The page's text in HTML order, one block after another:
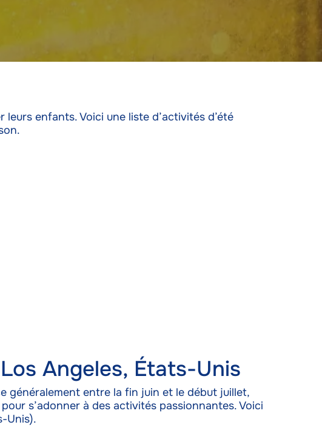
enfants. Voici une liste d’activités d’été
Angeles, États-Unis
généralement entre la fin juin et le début juillet,
s’adonner à des activités passionnantes. Voici
Unis).